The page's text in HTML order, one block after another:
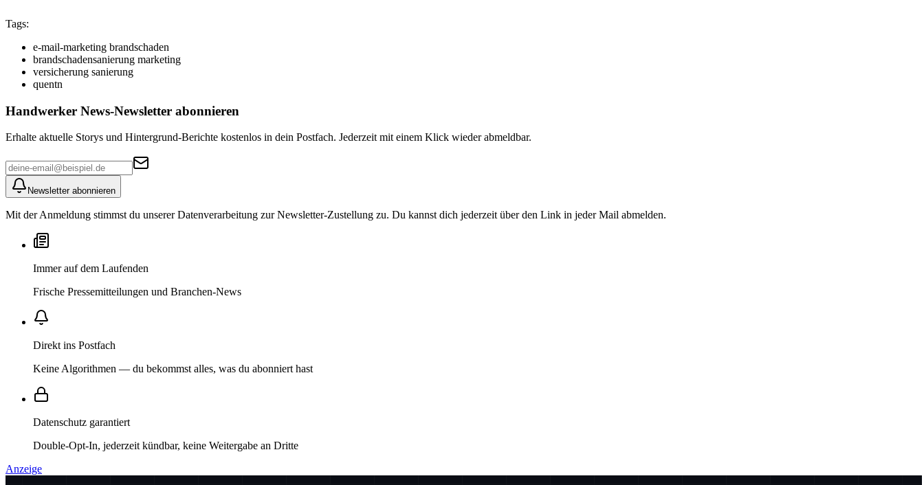
Tags:
e-mail-marketing brandschaden
brandschadensanierung marketing
versicherung sanierung
quentn
Handwerker News-Newsletter abonnieren
Erhalte aktuelle Storys und Hintergrund-Berichte kostenlos in dein Postfach. Jederzeit mit einem Klick wieder abmeldbar.
Newsletter abonnieren
Mit der Anmeldung stimmst du unserer Datenverarbeitung zur Newsletter-Zustellung zu. Du kannst dich jederzeit über den Link in jeder Mail abmelden.
Immer auf dem Laufenden
Frische Pressemitteilungen und Branchen-News
Direkt ins Postfach
Keine Algorithmen — du bekommst alles, was du abonniert hast
Datenschutz garantiert
Double-Opt-In, jederzeit kündbar, keine Weitergabe an Dritte
Anzeige